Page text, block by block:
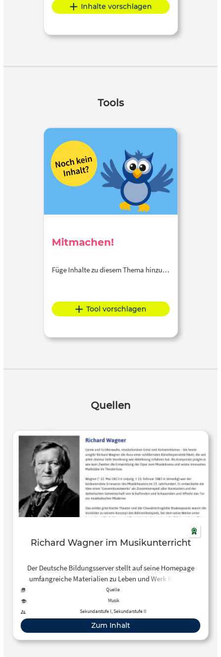
Inhalte vorschlagen
Tools
Mitmachen!
Füge Inhalte zu diesem Thema hinzu…
Tool vorschlagen
Quellen
Richard Wagner im Musikunterricht
Der Deutsche Bildungsserver stellt auf seine Homepage
umfangreiche Materialien zu Leben und Werk Richard
Wagners zur Verfügung. Diese reichen von biografischen
Materialien bis hin zu Unterrichtsmaterialien zu Wagner
Werken wie seinen Opern “Der fliegende Holländer” und
“Der Ring des Nibelungen”. Sie sind geeignet für den
Einsatz in der Sekundarstufe I und II.
Quelle
Musik
Sekundarstufe I, Sekundarstufe II
Zum Inhalt